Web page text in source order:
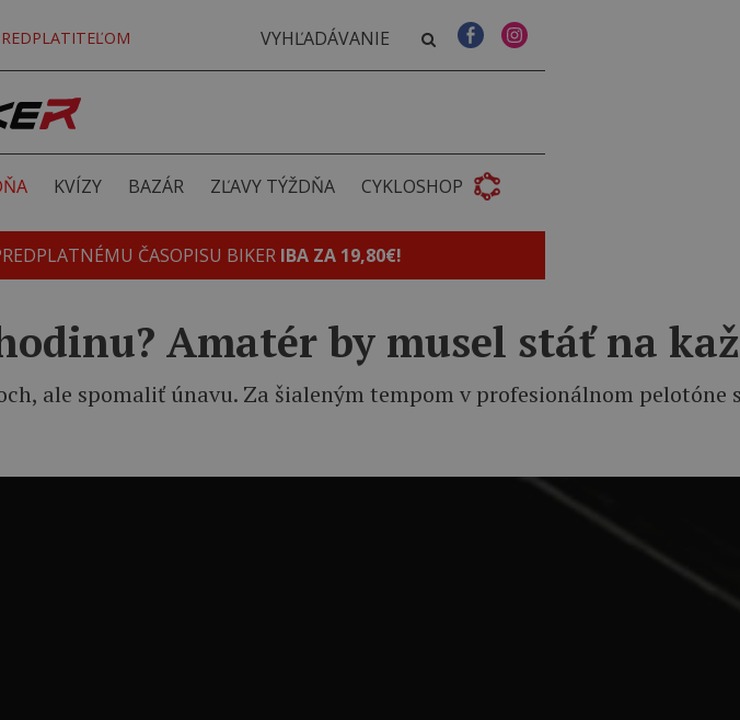
KVÍZY BAZÁR ZĽAVY TÝŽDŇA CYKLOSHOP
ČASOPISU BIKER IBA ZA 19,80€!
Amatér by musel stáť na
ale spomaliť únavu. Za šialeným tempom v profesionálnom